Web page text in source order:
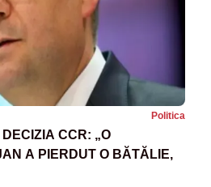
Politica
CCR: „O
A PIERDUT O BĂTĂLIE,